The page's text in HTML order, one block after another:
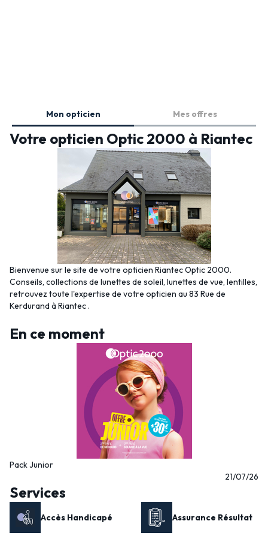
Mon opticien Mes offres
Votre opticien Optic 2000 à Riantec
Bienvenue sur le site de votre opticien Riantec Optic 2000.
Conseils, collections de lunettes de soleil, lunettes de vue, lentilles,
retrouvez toute l'expertise de votre opticien au 83 Rue de
Kerdurand à Riantec .
En ce moment
Pack Junior
21/07/26
Services
Accès Handicapé Assurance Résultat